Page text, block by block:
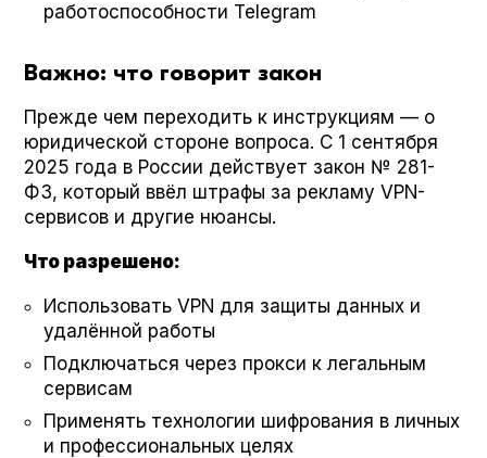
работоспособности Telegram
Важно: что говорит закон
Прежде чем переходить к инструкциям — о
юридической стороне вопроса. С 1 сентября
2025 года в России действует закон № 281-
ФЗ, который ввёл штрафы за рекламу VPN-
сервисов и другие нюансы.
Что разрешено:
Использовать VPN для защиты данных и
удалённой работы
Подключаться через прокси к легальным
сервисам
Применять технологии шифрования в личных
и профессиональных целях